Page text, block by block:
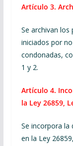
Artículo 3.
Se archivan
iniciados por
condonadas,
1 y 2.
Artículo 4.
la Ley 26859,
Se incorpora la
en la Ley